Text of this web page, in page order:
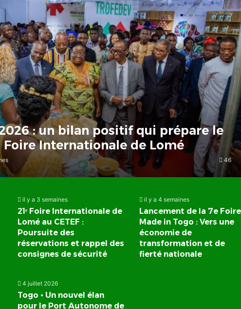
: un bilan positif qui prépare le
Internationale de Lomé
46
il y a 3 semaines
21ᵉ Foire Internationale de
Lomé au CETEF :
Poursuite des
réservations et rappel des
consignes de sécurité
il y a 4 semaines
Lancement de la 7e Foire
Made in Togo : Vers une
économie de
transformation et de
fierté nationale
4 juillet 2026
Togo • Un nouvel élan
pour le Port Autonome de